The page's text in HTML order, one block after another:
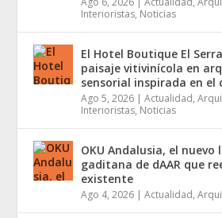
Interioristas, Noticias
El Hotel Boutique El
paisaje vitivinícola en
sensorial inspirada en el
Ago 5, 2026 |Actualidad,
Interioristas, Noticias
OKU Andalusia, el nuevo
gaditana de dAAR que
existente
Ago 4, 2026 |Actualidad,